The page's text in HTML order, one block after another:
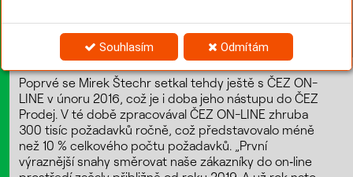
Souhlasím Odmítám
Poprvé se Mirek Štechr setkal tehdy ještě s ČEZ ON-
LINE v únoru 2016, což je i doba jeho nástupu do ČEZ
Prodej. V té době zpracovával ČEZ ON-LINE zhruba
300 tisíc požadavků ročně, což představovalo méně
než 10 % celkového počtu požadavků. „První
výraznější snahy směrovat naše zákazníky do on‑line